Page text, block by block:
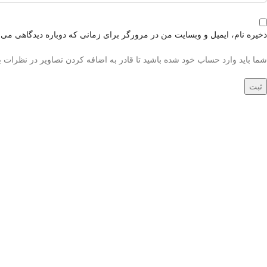
ذخیره نام، ایمیل و وبسایت من در مرورگر برای زمانی که دوباره دیدگاهی
شما باید وارد حساب خود شده باشید تا قادر به اضافه کردن تصاویر در نظرات